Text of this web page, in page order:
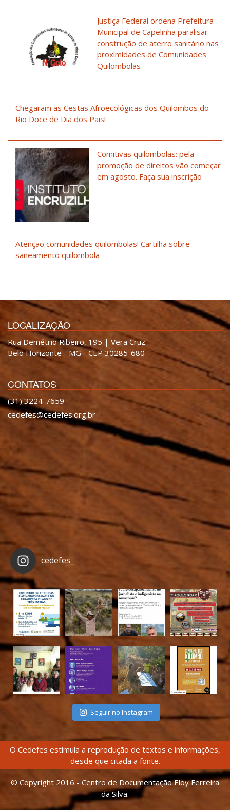
Justiça Federal ordena Prefeitura
Municipal de Capelinha paralisar
construção de aterro sanitário nas
proximidades de Comunidades
Quilombolas
Chegaram as Cestas Afroecológicas dos Quilombos do
Rio Doce de Dia dos Pais!
Comitivas quilombolas: pela
promoção de direitos vão começar
em agosto. Faça sua inscrição
Atenção comunidades quilombolas! Cartilha sobre
saneamento quilombola
LOCALIZAÇÃO
Rua Demétrio Ribeiro, 195 | Vera Cruz
Belo Horizonte - MG - CEP 30285-680
CONTATOS
(31) 3224-7659
cedefes@cedefes.org.br
cedefes_
Seguir no Instagram
O Cedefes estimula a reprodução de textos e informações,
desde que citada a fonte.
© Copyright 2016 - Centro de Documentação Eloy Ferreira
da Silva.